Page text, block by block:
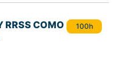
RRSS COMO
100h